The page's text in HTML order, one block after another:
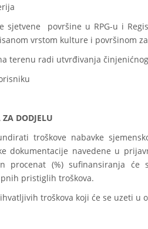
sjetvene površine u RPG-u i
vrstom kulture i površinom
terenu radi utvrđivanja
DODJELU
troškove nabavke
dokumentacije navedene u
procenat (%) sufinansiranja
pristiglih troškova.
troškova koji će se uzeti u